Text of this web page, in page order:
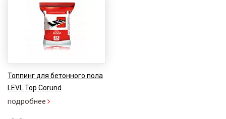
Топпинг для бетонного пола
LEVL Top Corund
подробнее